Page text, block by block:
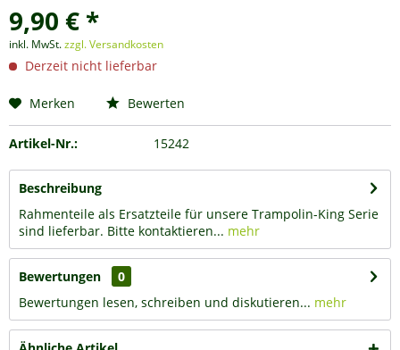
9,90 € *
inkl. MwSt.zzgl. Versandkosten
Derzeit nicht lieferbar
Merken Bewerten
Artikel-Nr.: 15242
Beschreibung
Rahmenteile als Ersatzteile für unsere Trampolin-King Serie
sind lieferbar. Bitte kontaktieren... mehr
Bewertungen
0
Bewertungen lesen, schreiben und diskutieren... mehr